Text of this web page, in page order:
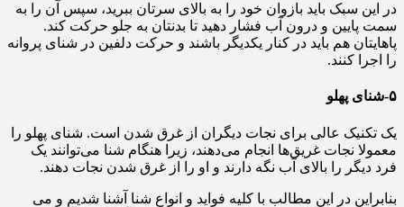
در این سبک باید بازوان خود را به بالای سرتان ببرید، سپس آن را به
سمت پایین و درون آب فشار دهید تا بدنتان به جلو حرکت کند.
پاهایتان هم باید در کنار یکدیگر باشند و حرکت دلفین در شنای پروانه
را اجرا کنند.
۵-شنای پهلو
یک تکنیک عالی برای نجات دیگران از غرق شدن است. شنای پهلو را
معمولا نجات غریق‌ها انجام می‌دهند، زیرا هنگام شنا می‌توانند یک
فرد دیگر را بالای آب نگه دارند و او را از غرق شدن نجات دهند.
بنابراین در این مطالب با کلیه فواید و انواع شنا آشنا شدیم و می